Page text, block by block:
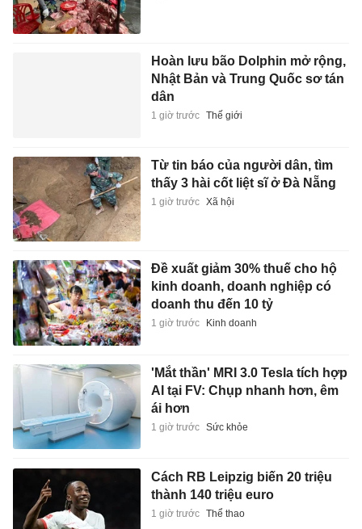
Hoàn lưu bão Dolphin mở rộng,
Nhật Bản và Trung Quốc sơ tán
dân
1 giờ trước Thế giới
Từ tin báo của người dân, tìm
thấy 3 hài cốt liệt sĩ ở Đà Nẵng
1 giờ trước Xã hội
Đề xuất giảm 30% thuế cho hộ
kinh doanh, doanh nghiệp có
doanh thu đến 10 tỷ
1 giờ trước Kinh doanh
'Mắt thần' MRI 3.0 Tesla tích hợp
AI tại FV: Chụp nhanh hơn, êm
ái hơn
1 giờ trước Sức khỏe
Cách RB Leipzig biến 20 triệu
thành 140 triệu euro
1 giờ trước Thể thao